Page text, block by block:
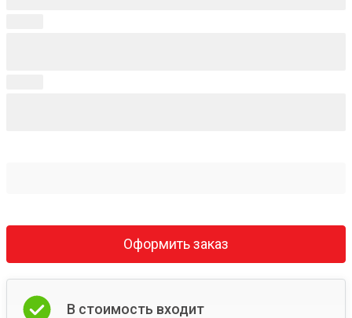
Оформить заказ
В стоимость входит